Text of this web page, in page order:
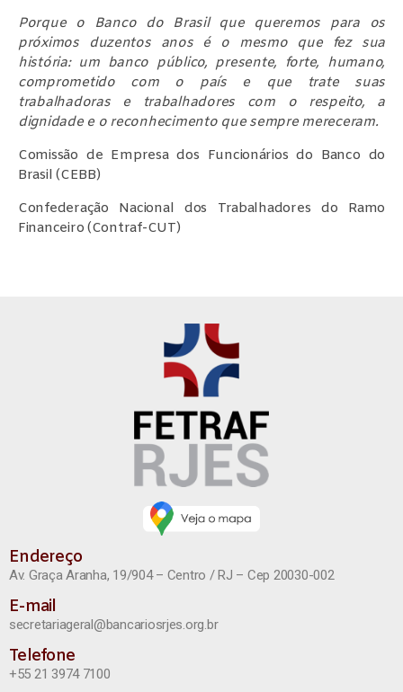
Porque o Banco do Brasil que queremos para os
próximos duzentos anos é o mesmo que fez sua
história: um banco público, presente, forte, humano,
comprometido com o país e que trate suas
trabalhadoras e trabalhadores com o respeito, a
dignidade e o reconhecimento que sempre mereceram.
Comissão de Empresa dos Funcionários do Banco do
Brasil (CEBB)
Confederação Nacional dos Trabalhadores do Ramo
Financeiro (Contraf-CUT)
Endereço
Av. Graça Aranha, 19/904 – Centro / RJ – Cep 20030-002
E-mail
secretariageral@bancariosrjes.org.br
Telefone
+55 21 3974 7100